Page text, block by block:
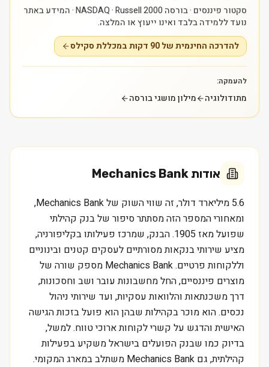
סקטור פיננסים · בורסה NASDAQ · Russell 2000 · המידע באתר
נועד ללמידה בלבד ואינו ייעוץ או המלצה.
להדרכה החינמית של 90 דקות במכללת סקילס
להעמקה:
מתודולוגיה מילון מושגי בורסה
אודות Mechanics Bank
5.6 מיליארד דולר, זה שווי השוק של Mechanics Bank,
ומאחורי המספר הזה מסתתר סיפור של בנק קהילתי
שפועל מאז 1905. הבנק, שמרכז פעילותו בקליפורניה,
מציע שירותי בנקאות מסורתיים לעסקים קטנים ובינוניים
וללקוחות פרטיים. Mechanics Bank מספק שורה של
מוצרים פיננסיים, החל מחשבונות עובר ושב וחסכונות,
דרך משכנתאות והלוואות עסקיות, ועד שירותי ניהול
נכסים. הוא מוכר בקהילות שבהן הוא פועל בזכות הגישה
האישית והדגש על קשרי לקוחות ארוכי טווח. למשל,
בדיוק כמו שבנק הפועלים בישראל משקיע בפעילות
קהילתית, גם Mechanics Bank משתלב במארג המקומי.